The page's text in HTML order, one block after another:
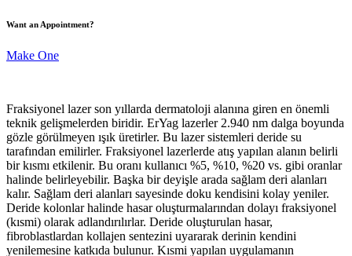
Want an Appointment?
Make One
Fraksiyonel lazer son yıllarda dermatoloji alanına giren en önemli
teknik gelişmelerden biridir. ErYag lazerler 2.940 nm dalga boyunda
gözle görülmeyen ışık üretirler. Bu lazer sistemleri deride su
tarafından emilirler. Fraksiyonel lazerlerde atış yapılan alanın belirli
bir kısmı etkilenir. Bu oranı kullanıcı %5, %10, %20 vs. gibi oranlar
halinde belirleyebilir. Başka bir deyişle arada sağlam deri alanları
kalır. Sağlam deri alanları sayesinde doku kendisini kolay yeniler.
Deride kolonlar halinde hasar oluşturmalarından dolayı fraksiyonel
(kısmi) olarak adlandırılırlar. Deride oluşturulan hasar,
fibroblastlardan kollajen sentezini uyararak derinin kendini
yenilemesine katkıda bulunur. Kısmi yapılan uygulamanın